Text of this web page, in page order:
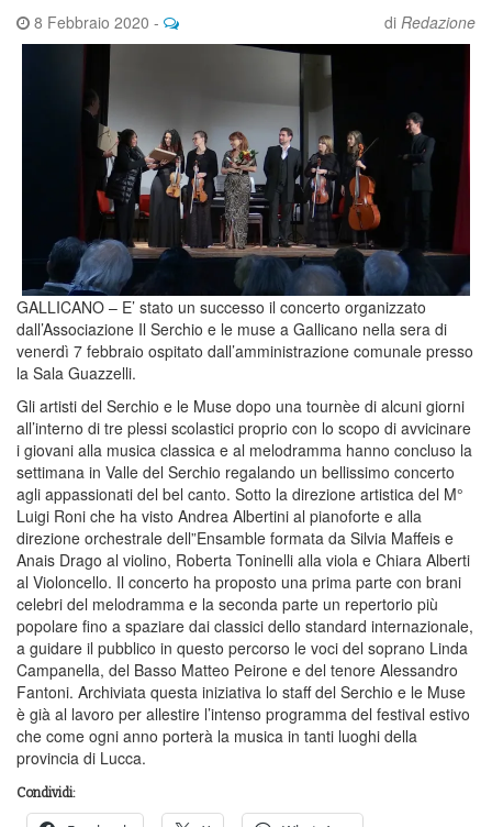
8 Febbraio 2020 - di Redazione
GALLICANO – E’ stato un successo il concerto organizzato
dall’Associazione Il Serchio e le muse a Gallicano nella sera di
venerdì 7 febbraio ospitato dall’amministrazione comunale presso
la Sala Guazzelli.
Gli artisti del Serchio e le Muse dopo una tournèe di alcuni giorni
all’interno di tre plessi scolastici proprio con lo scopo di avvicinare
i giovani alla musica classica e al melodramma hanno concluso la
settimana in Valle del Serchio regalando un bellissimo concerto
agli appassionati del bel canto. Sotto la direzione artistica del M°
Luigi Roni che ha visto Andrea Albertini al pianoforte e alla
direzione orchestrale dell”Ensamble formata da Silvia Maffeis e
Anais Drago al violino, Roberta Toninelli alla viola e Chiara Alberti
al Violoncello. Il concerto ha proposto una prima parte con brani
celebri del melodramma e la seconda parte un repertorio più
popolare fino a spaziare dai classici dello standard internazionale,
a guidare il pubblico in questo percorso le voci del soprano Linda
Campanella, del Basso Matteo Peirone e del tenore Alessandro
Fantoni. Archiviata questa iniziativa lo staff del Serchio e le Muse
è già al lavoro per allestire l’intenso programma del festival estivo
che come ogni anno porterà la musica in tanti luoghi della
provincia di Lucca.
Condividi: